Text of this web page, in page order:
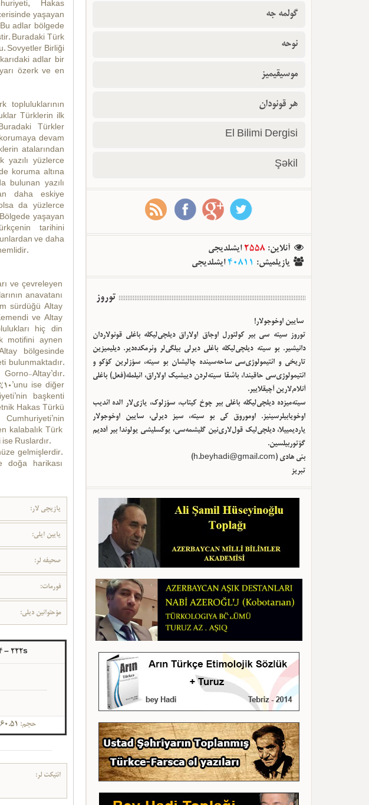
Hakas
yaşayan
adlar bölgede
Buradaki Türk
Sovyetler Birliği
adlar bir
özerk ve en
topluluklarının
Türklerin ilk
Türkler
devam
atalarından
yazılı yüzlerce
koruma altına
bulunan yazılı
daha eskiye
da yüzlerce
yaşayan
tarihini
ve daha
ve çevreleyen
anavatanı
sürdüğü Altay
ve Altay
hiç din
motifini aynen
bölgesinde
bulunmaktadır.
Altay’dır.
ise diğer
başkenti
Hakas Türkü
kalabalık Türk
ise Ruslardır.
gelmişlerdir.
doğa harikası
یازیچی لار:
یایین ایلی:
صحیفه لر:
فورمات:
مؤحتوانین دیلی:
222s
حجم: 60.51 MB
ائتیکت لر:
گولمه جه
نوحه
موسیقیمیز
هر قونودان
El Bilimi Dergisi
Şəkil
آنلاین:
2558 ایشلدیجی
یازیلمیش:
40811ایشلدیجی
توروز
سایین اوخوجولار!
توروز سیته سی بیر کولتورل اوجاق اولا‌راق دیلچی‌لیکله باغلی قونولاردان
دانیشیر. بو سیته دیلچی‌لیکله باغلی دیرلی بیلگی‌لر وئرمکده‌دیر. دیلیمیزین
تاریخی و ائتیمولوژی‌سی ساحه‌سینده چالیشان بو سیته، سؤزلرین کؤکو و
ائتیمولوژی‌سی حاقیندا، باشقا سیته‌لردن دییشیک اولا‌راق، ائیلمله(فعل) باغلی
آنلام‌لارین آچیقلاییر.
سیته‌میزده دیلچی‌لیکله باغلی بیر چوخ کیتاب، سؤزلوک، یازی‌لار الده ائدیب
اوخویابیلرسینیز. اوموروق کی بو سیته، سیز دیرلی، سایین اوخوجولار
یاردیمییلا، دیلچی‌لیک قول‌لاری‌نین گلیشمه‌سی، یوکسلیشی یولوندا بیر آددیم
گؤتوربیلسین.
بئی هادی (h.beyhadi@gmail.com
)
تبریز